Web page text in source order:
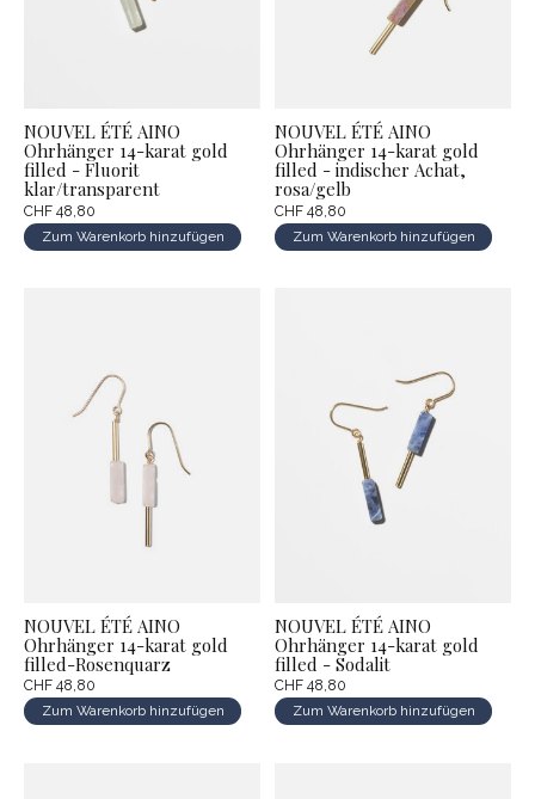
NOUVEL ÉTÉ AINO
Ohrhänger 14-karat gold
filled - Fluorit
klar/transparent
CHF 48,80
Zum Warenkorb hinzufügen
NOUVEL ÉTÉ AINO
Ohrhänger 14-karat gold
filled - indischer Achat,
rosa/gelb
CHF 48,80
Zum Warenkorb hinzufügen
NOUVEL ÉTÉ AINO
Ohrhänger 14-karat gold
filled-Rosenquarz
CHF 48,80
Zum Warenkorb hinzufügen
NOUVEL ÉTÉ AINO
Ohrhänger 14-karat gold
filled - Sodalit
CHF 48,80
Zum Warenkorb hinzufügen